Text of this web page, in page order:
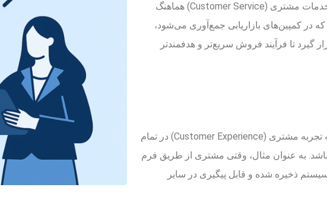
به طور کامل با بخش فروش (Sales) و خدمات مشتری (Customer Service) هماهنگ
در کمپین‌های بازاریابی جمع‌آوری می‌شود،
گیرد تا فرآیند فروش سریع‌تر و هدفمندتر
همچنین این یکپارچگی موجب می‌شود که تجربه مشتری (Customer Experience) در تمام
به عنوان مثال، وقتی مشتری از طریق فرم
سیستم ذخیره شده و قابل پیگیری در سایر